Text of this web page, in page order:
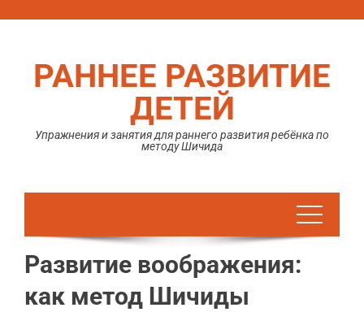
РАННЕЕ РАЗВИТИЕ
ДЕТЕЙ
Упражнения и занятия для раннего развития ребёнка по
методу Шичида
Развитие воображения:
как метод Шичиды